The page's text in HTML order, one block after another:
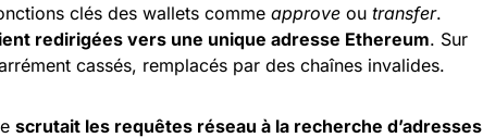
clés des wallets comme approve ou transfer.
redirigées vers une unique adresse Ethereum. Sur
cassés, remplacés par des chaînes invalides.
scrutait les requêtes réseau à la recherche d’adresses